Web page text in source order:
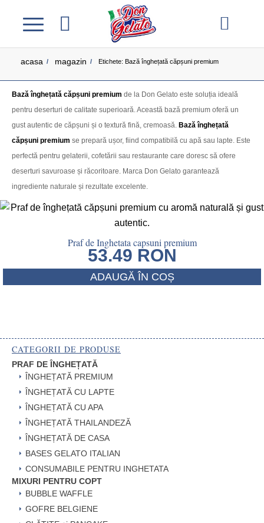
acasa / magazin / Etichete: Bază înghețată căpșuni premium
Bază înghețată căpșuni premium de la Don Gelato este soluția ideală
pentru deserturi de calitate superioară. Această bază premium oferă un
gust autentic de căpșuni și o textură fină, cremoasă. Bază înghețată
căpșuni premium se prepară ușor, fiind compatibilă cu apă sau lapte. Este
perfectă pentru gelaterii, cofetării sau restaurante care doresc să ofere
deserturi savuroase și răcoritoare. Marca Don Gelato garantează
ingrediente naturale și rezultate excelente.
Praf de Inghetata capsuni premium
53.49 RON
ADAUGĂ ÎN COȘ
CATEGORII DE PRODUSE
PRAF DE ÎNGHEȚATĂ
ÎNGHEȚATĂ PREMIUM
ÎNGHEȚATĂ CU LAPTE
ÎNGHEȚATĂ CU APA
ÎNGHEȚATĂ THAILANDEZĂ
ÎNGHEȚATĂ DE CASA
BASES GELATO ITALIAN
CONSUMABILE PENTRU INGHETATA
MIXURI PENTRU COPT
BUBBLE WAFFLE
GOFRE BELGIENE